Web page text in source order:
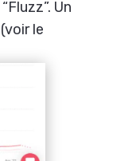
Un
le